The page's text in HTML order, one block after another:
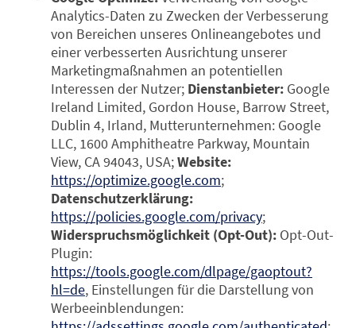
Analytics-Daten zu Zwecken der Verbesserung
von Bereichen unseres Onlineangebotes und
einer verbesserten Ausrichtung unserer
Marketingmaßnahmen an potentiellen
Interessen der Nutzer; Dienstanbieter: Google
Ireland Limited, Gordon House, Barrow Street,
Dublin 4, Irland, Mutterunternehmen: Google
LLC, 1600 Amphitheatre Parkway, Mountain
View, CA 94043, USA;Website:
https://optimize.google.com;
Datenschutzerklärung:
https://policies.google.com/privacy;
Widerspruchsmöglichkeit (Opt-Out): Opt-Out-
Plugin:
https://tools.google.com/dlpage/gaoptout?
hl=de, Einstellungen für die Darstellung von
Werbeeinblendungen: